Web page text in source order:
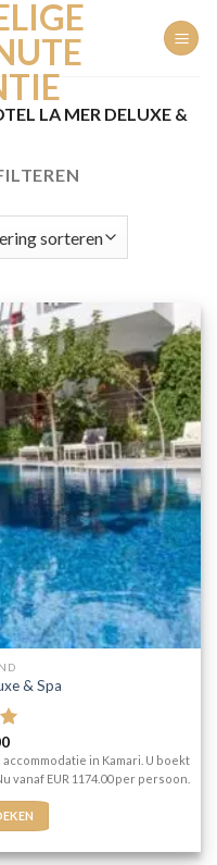
LA MER DELUXE &
& Spa
in Kamari. U boekt
EUR 1174.00 per persoon.